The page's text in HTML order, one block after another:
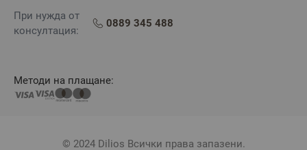
При нужда от
консултация:
0889 345 488
Методи на плащане:
© 2024 Dilios Всички права запазени.